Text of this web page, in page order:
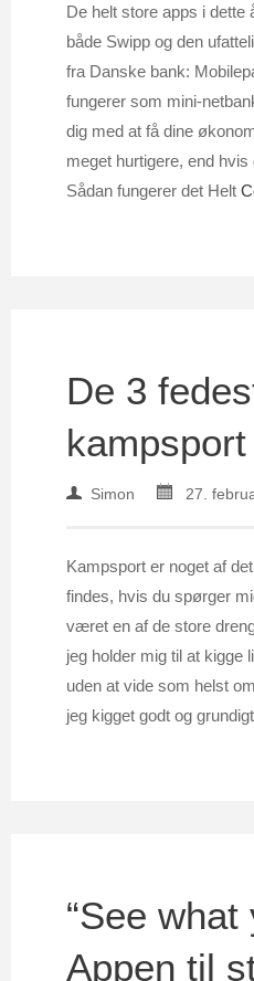
De helt store apps i
både Swipp og den
fra Danske bank:
fungerer som mini-
dig med at få dine
meget hurtigere, end
Sådan fungerer det Helt
De 3
kampsport
Simon 27.
Kampsport er noget af
findes, hvis du spørger
været en af de store
jeg holder mig til at kigge
uden at vide som helst
jeg kigget godt og grundigt
“See what
Appen til